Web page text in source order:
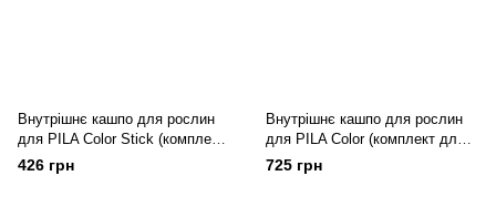
Внутрішнє кашпо для рослин
для PILA Color Stick (комплект
для 1 кашпо)
426 грн
Внутрішнє кашпо для рослин
для PILA Color (комплект для 1
кашпо)
725 грн